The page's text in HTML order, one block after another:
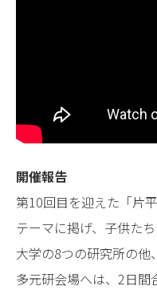
開催報告
第10回目を迎えた「片
テーマに掲げ、子供た
大学の8つの研究所の他
多元研会場へは、2日